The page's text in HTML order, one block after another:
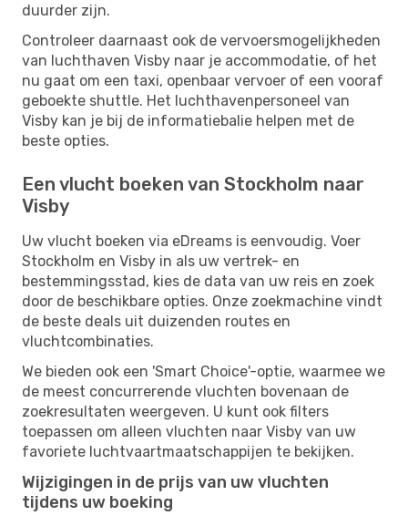
duurder zijn.
Controleer daarnaast ook de vervoersmogelijkheden
van luchthaven Visby naar je accommodatie, of het
nu gaat om een ​​taxi, openbaar vervoer of een vooraf
geboekte shuttle. Het luchthavenpersoneel van
Visby kan je bij de informatiebalie helpen met de
beste opties.
Een vlucht boeken van Stockholm naar
Visby
Uw vlucht boeken via eDreams is eenvoudig. Voer
Stockholm en Visby in als uw vertrek- en
bestemmingsstad, kies de data van uw reis en zoek
door de beschikbare opties. Onze zoekmachine vindt
de beste deals uit duizenden routes en
vluchtcombinaties.
We bieden ook een 'Smart Choice'-optie, waarmee we
de meest concurrerende vluchten bovenaan de
zoekresultaten weergeven. U kunt ook filters
toepassen om alleen vluchten naar Visby van uw
favoriete luchtvaartmaatschappijen te bekijken.
Wijzigingen in de prijs van uw vluchten
tijdens uw boeking